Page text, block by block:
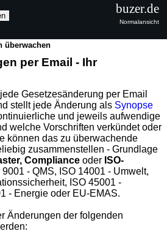
überwachen
per Email - Ihr
Gesetzesänderung per Email
stellt jede Änderung als Synopse
und jeweils aufwendige
welche Vorschriften verkündet oder
können das zu überwachende
zusammenstellen - Grundlage
Compliance oder ISO-
9001 - QMS, ISO 14001 - Umwelt,
ISO 45001 -
- Energie oder EU-EMAS.
Änderungen der folgenden
buzer.de
Normalansicht